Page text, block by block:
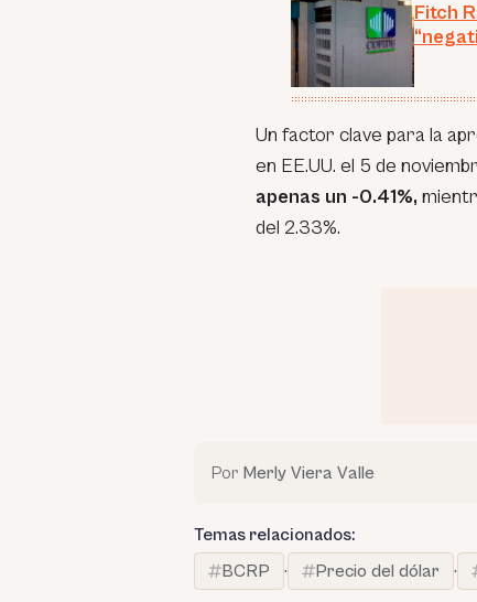
Fitch
Un factor clave para la
en EE.UU. el 5 de
apenas un -0.41%,
del 2.33%.
Por Merly Viera Valle
Temas relacionados:
BCRP
· Precio del dólar ·